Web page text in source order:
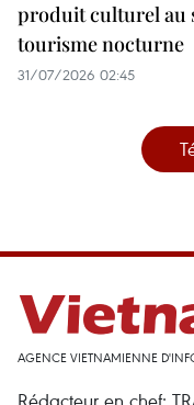
produit culturel au
tourisme nocturne
31/07/2026 02:45
AGENCE VIETNAMIENNE